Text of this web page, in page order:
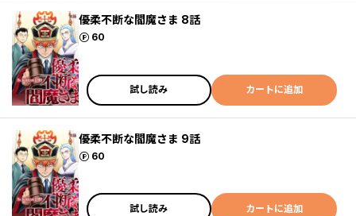
優柔不断な閻魔さま 8話
60
ポイント
試し読み カートに追加
優柔不断な閻魔さま 9話
60
ポイント
試し読み カートに追加